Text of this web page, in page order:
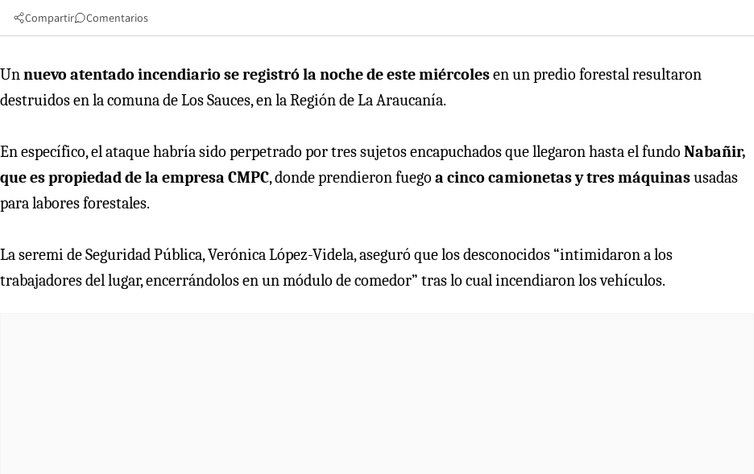
Compartir Comentarios
Unnuevo atentado incendiario se registró la noche de este miércolesen un predio forestal resultaron
destruidos en la comuna de Los Sauces, en la Región de La Araucanía.
En específico, el ataque habría sido perpetrado por tres sujetos encapuchados que llegaron hasta el fundo Nabañir,
que es propiedad de la empresa CMPC, donde prendieron fuego a cinco camionetas y tres máquinasusadas
para labores forestales.
La seremi de Seguridad Pública, Verónica López-Videla, aseguró que los desconocidos “intimidaron a los
trabajadores del lugar, encerrándolos en un módulo de comedor” tras lo cual incendiaron los vehículos.